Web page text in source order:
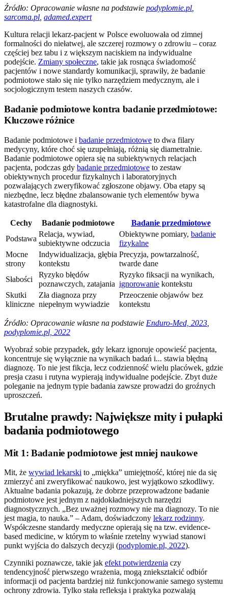
Źródło: Opracowanie własne na podstawie podyplomie.pl
sarcoma.pl adamed.expert
Kultura relacji lekarz-pacjent w Polsce ewoluowała od zimnej
formalności do niełatwej, ale szczerej rozmowy o zdrowiu – coraz
częściej bez tabu i z większym naciskiem na indywidualne
podejście. Zmiany społeczne, takie jak rosnąca świadomość
pacjentów i nowe standardy komunikacji, sprawiły, że badanie
podmiotowe stało się nie tylko narzędziem medycznym, ale i
socjologicznym testem naszych czasów.
Badanie podmiotowe kontra badanie przedmiotowe:
Kluczowe różnice
Badanie podmiotowe i badanie przedmiotowe to dwa filary
medycyny, które choć się uzupełniają, różnią się diametralnie.
Badanie podmiotowe opiera się na subiektywnych relacjach
pacjenta, podczas gdy badanie przedmiotowe to zestaw
obiektywnych procedur fizykalnych i laboratoryjnych
pozwalających zweryfikować zgłoszone objawy. Oba etapy są
niezbędne, lecz błędne zbalansowanie tych elementów bywa
katastrofalne dla diagnostyki.
Cechy Badanie podmiotowe
Badanie przedmiotowe
Podstawa
Relacja, wywiad,
subiektywne odczucia
Obiektywne pomiary, badanie
fizykalne
Mocne
strony
Indywidualizacja, głębia
kontekstu
Precyzja, powtarzalność,
twarde dane
Słabości
Ryzyko błędów
poznawczych, zatajania
Ryzyko fiksacji na wynikach,
ignorowanie kontekstu
Skutki
kliniczne
Zła diagnoza przy
niepełnym wywiadzie
Przeoczenie objawów bez
kontekstu
Źródło: Opracowanie własne na podstawie Enduro-Med, 2023
podyplomie.pl, 2022
Wyobraź sobie przypadek, gdy lekarz ignoruje opowieść pacjenta,
koncentruje się wyłącznie na wynikach badań i... stawia błędną
diagnozę. To nie jest fikcja, lecz codzienność wielu placówek, gdzie
presja czasu i rutyna wypierają indywidualne podejście. Zbyt duże
poleganie na jednym typie badania zawsze prowadzi do groźnych
uproszczeń.
Brutalne prawdy: Największe mity i pułapki
badania podmiotowego
Mit 1: Badanie podmiotowe jest mniej naukowe
Mit, że wywiad lekarski to „miękka” umiejętność, której nie da się
zmierzyć ani zweryfikować naukowo, jest wyjątkowo szkodliwy.
Aktualne badania pokazują, że dobrze przeprowadzone badanie
podmiotowe jest jednym z najdokładniejszych narzędzi
diagnostycznych. „Bez uważnej rozmowy nie ma diagnozy. To nie
jest magia, to nauka.” – Adam, doświadczony lekarz rodzinny.
Współczesne standardy medyczne opierają się na tzw. evidence-
based medicine, w którym to właśnie rzetelny wywiad stanowi
punkt wyjścia do dalszych decyzji (podyplomie.pl, 2022).
Czynniki poznawcze, takie jak efekt potwierdzenia czy
tendencyjność pierwszego wrażenia, mogą zniekształcić odbiór
informacji od pacjenta bardziej niż funkcjonowanie samego systemu
ochrony zdrowia. Tylko stała refleksja i praktyka pozwalają